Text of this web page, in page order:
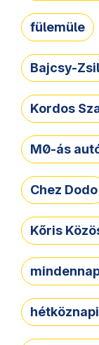
fülemüle
Bajcsy-
Kordos
M0-ás
Chez Dodo
Kőris